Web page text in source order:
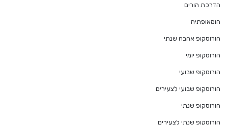
הדרכת הורים
הומאופתיה
הורוסקופ אהבה שנתי
הורוסקופ יומי
הורוסקופ שבועי
הורוסקופ שבועי לצעירים
הורוסקופ שנתי
הורוסקופ שנתי לצעירים